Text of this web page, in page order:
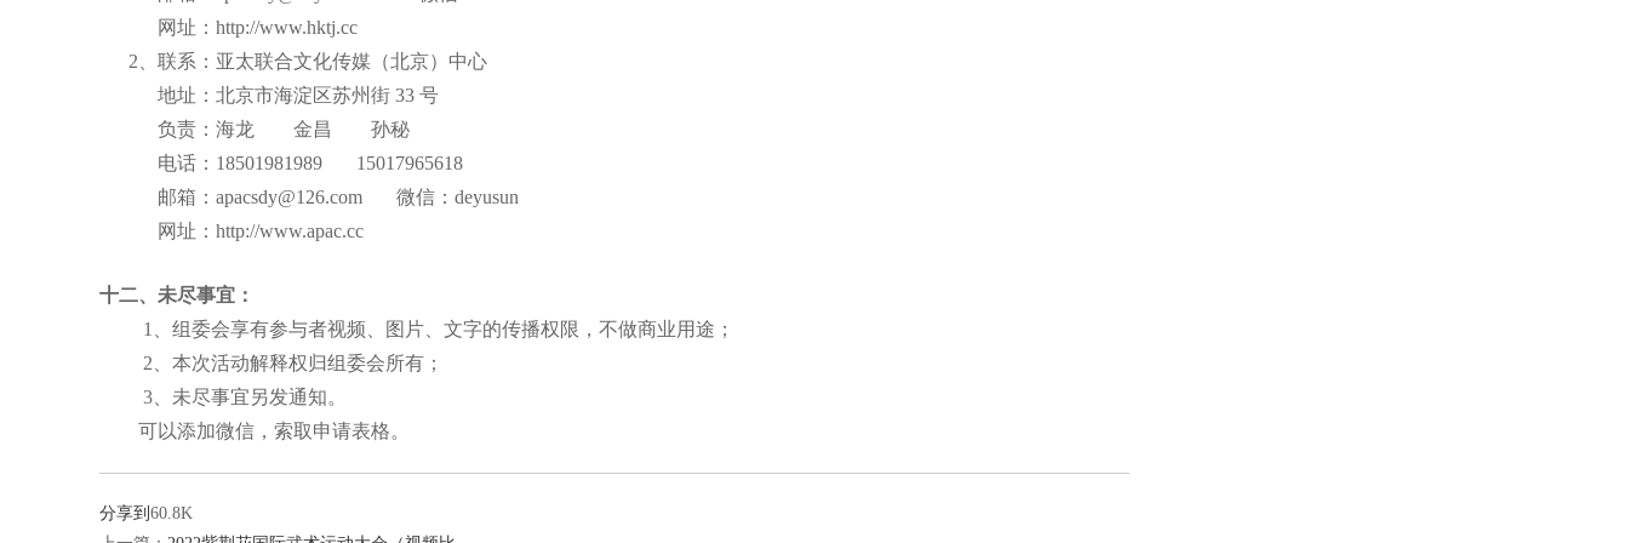
网址： http://www.hktj.cc
2、联系：亚太联合文化传媒（北京）中心
地址：北京市海淀区苏州街 33 号
负责：海龙 金昌 孙秘
电话： 18501981989 15017965618
邮箱： apacsdy@126.com 微信： deyusun
网址： http://www.apac.cc
十二、未尽事宜 ：
1、组委会享有参与者视频、图片、文字的传播权限，不做商业用途；
2、本次活动解释权归组委会所有；
3、未尽事宜另发通知。
可以添加微信，索取申请表格。
分享到 60.8K